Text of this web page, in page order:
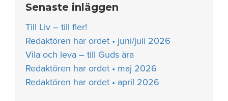
Senaste inläggen
Till Liv – till fler!
Redaktören har ordet • juni/juli 2026
Vila och leva – till Guds ära
Redaktören har ordet • maj 2026
Redaktören har ordet • april 2026